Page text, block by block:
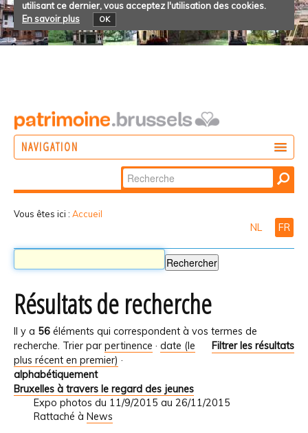
utilisant ce dernier, vous acceptez l'utilisation des cookies.
En savoir plus
OK
NAVIGATION
Chercher par
Recherche
Vous êtes ici : Accueil
NL FR
Résultats de recherche
Il y a 56 éléments qui correspondent à vos termes de
recherche.
Filtrer les résultats
Trier par pertinence · date (le
plus récent en premier) ·
alphabétiquement
Bruxelles à travers le regard des jeunes
Expo photos du 11/9/2015 au 26/11/2015
Rattaché à News